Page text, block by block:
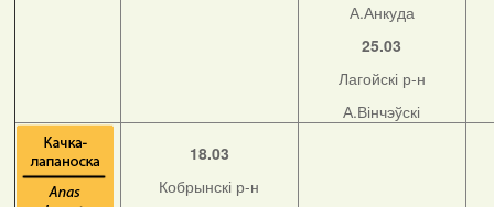
А.Анкуда
25.03
Лагойскі р-н
А.Вінчэўскі
18.03
Кобрынскі р-н